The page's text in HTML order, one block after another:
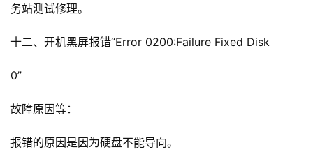
务站测试修理。
十二、开机黑屏报错“Error 0200:Failure Fixed Disk
0”
故障原因等：
报错的原因是因为硬盘不能导向。